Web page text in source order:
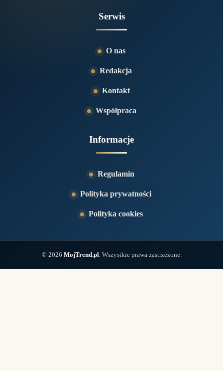
Serwis
O nas
Redakcja
Kontakt
Współpraca
Informacje
Regulamin
Polityka prywatności
Polityka cookies
© 2026 MojTrend.pl . Wszystkie prawa zastrzeżone.